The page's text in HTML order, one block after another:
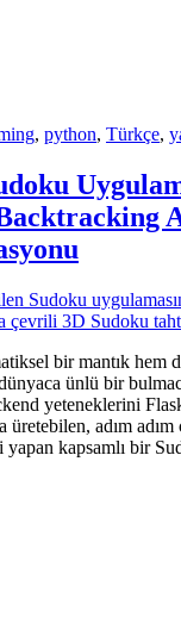
, python, Türkçe,
bir mantık hem
ünlü bir
yeteneklerini
üretebilen, adım
kapsamlı bir